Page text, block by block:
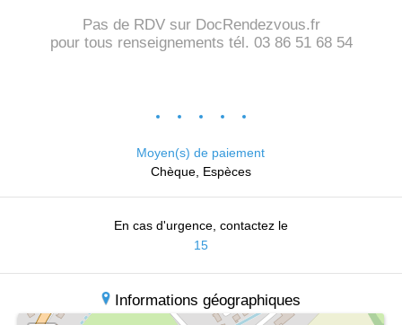
Pas de RDV sur DocRendezvous.fr
pour tous renseignements tél. 03 86 51 68 54
Moyen(s) de paiement
Chèque, Espèces
En cas d'urgence, contactez le
15
Informations géographiques